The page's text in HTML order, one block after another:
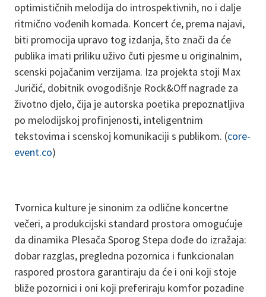
optimističnih melodija do introspektivnih, no i dalje
ritmično vođenih komada. Koncert će, prema najavi,
biti promocija upravo tog izdanja, što znači da će
publika imati priliku uživo čuti pjesme u originalnim,
scenski pojačanim verzijama. Iza projekta stoji Max
Juričić, dobitnik ovogodišnje Rock&Off nagrade za
životno djelo, čija je autorska poetika prepoznatljiva
po melodijskoj profinjenosti, inteligentnim
tekstovima i scenskoj komunikaciji s publikom. (core-
event.co)
Tvornica kulture je sinonim za odlične koncertne
večeri, a produkcijski standard prostora omogućuje
da dinamika Plesača Sporog Stepa dođe do izražaja:
dobar razglas, pregledna pozornica i funkcionalan
raspored prostora garantiraju da će i oni koji stoje
bliže pozornici i oni koji preferiraju komfor pozadine